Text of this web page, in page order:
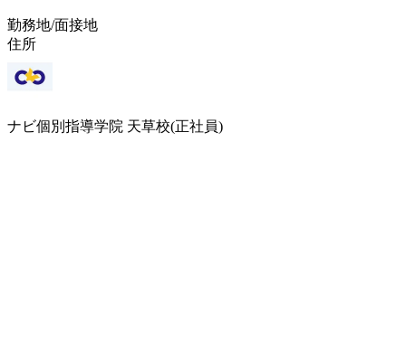
勤務地/面接地
住所
ナビ個別指導学院 天草校(正社員)